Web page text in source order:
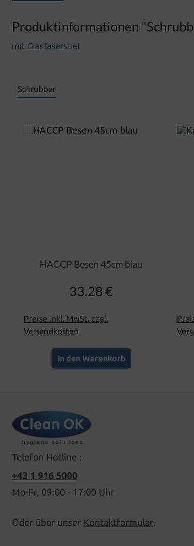
Produktinformationen
mit Glasfaserstiel
Schrubber
HACCP Besen 45cm blau
Regulärer Preis:
33,28 €
Preise inkl. MwSt. zzgl.
Versandkosten
In den Warenkorb
Telefon Hotline :
+43 1 916 5000
Mo-Fr, 09:00 - 17:00 Uhr
Oder über unser Kontaktformular.